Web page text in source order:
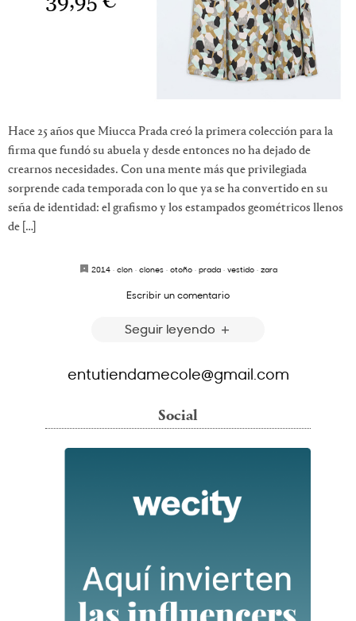
Hace 25 años que Miucca Prada creó la primera colección para la
firma que fundó su abuela y desde entonces no ha dejado de
crearnos necesidades. Con una mente más que privilegiada
sorprende cada temporada con lo que ya se ha convertido en su
seña de identidad: el grafismo y los estampados geométricos llenos
de […]
2014· clon· clones· otoño· prada· vestido· zara
Escribir un comentario
Seguir leyendo
entutiendamecole@gmail.com
Social